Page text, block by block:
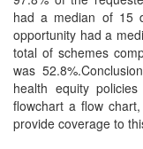
had a median of 15
opportunity had a
total of schemes
was
health equity
flowchart a flow
provide coverage to